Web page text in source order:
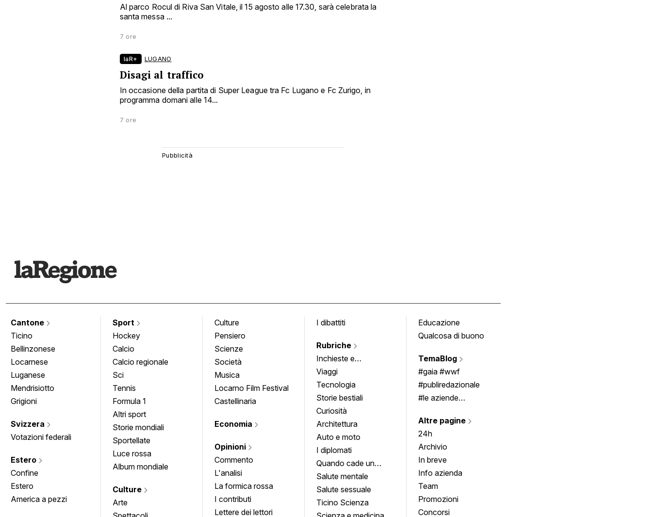
Al parco Rocul di Riva San Vitale, il 15 agosto alle 17.30, sarà celebrata la
santa messa ...
7 ore
laR+ LUGANO
Disagi al traffico
In occasione della partita di Super League tra Fc Lugano e Fc Zurigo, in
programma domani alle 14...
7 ore
Cantone
Ticino
Bellinzonese
Locarnese
Luganese
Mendrisiotto
Grigioni
Svizzera
Votazioni federali
Estero
Confine
Estero
America a pezzi
Sport
Hockey
Calcio
Calcio regionale
Sci
Tennis
Formula 1
Altri sport
Storie mondiali
Sportellate
Luce rossa
Album mondiale
Culture
Arte
Culture
Pensiero
Scienze
Società
Musica
Locarno Film Festival
Castellinaria
Economia
Opinioni
Commento
L'analisi
La formica rossa
I contributi
Lettere dei lettori
I dibattiti
Rubriche
Inchieste e
approfondimenti
Viaggi
Tecnologia
Storie bestiali
Curiosità
Architettura
Auto e moto
I diplomati
Quando cade un
quadro
Salute mentale
Salute sessuale
Ticino Scienza
Educazione
Qualcosa di buono
TemaBlog
#gaia #wwf
#publiredazionale
#le aziende
Altre pagine
24h
Archivio
In breve
Info azienda
Team
Promozioni
Concorsi